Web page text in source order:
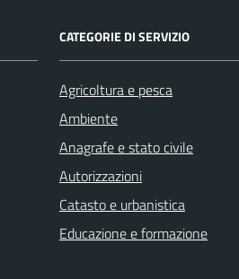
CATEGORIE DI SERVIZIO
Agricoltura e pesca
Ambiente
Anagrafe e stato civile
Autorizzazioni
Catasto e urbanistica
Educazione e formazione